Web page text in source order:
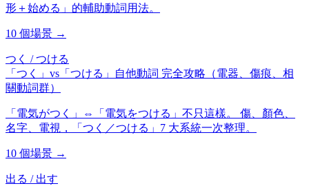
形＋始める」的輔助動詞用法。
10 個場景 →
つく / つける
「つく」vs「つける」自他動詞 完全攻略（電器、傷痕、相
關動詞群）
「電気がつく」⇔「電気をつける」不只這樣。 傷、顏色、
名字、電視，「つく／つける」7 大系統一次整理。
10 個場景 →
出る / 出す